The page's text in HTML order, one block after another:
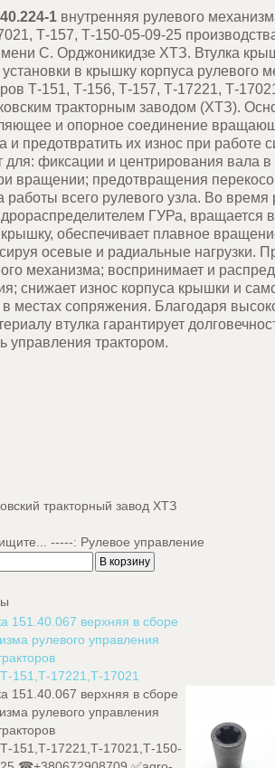
1 внутренняя рулевого
Т-157, Т-150-05-09-25
С. Орджоникидзе ХТЗ. Втулка
в крышку корпуса рулевого
Т-151, Т-156, Т-157, Т-17221, Т-
тракторным заводом (ХТЗ).
и опорное соединение
и предотвратить их износ при работе
для: фиксации и центрирования вала
вращении; предотвращения
работы всего рулевого узла. Во
ГУРа, вращается в
обеспечивает плавное
осевые и радиальные нагрузки.
механизма; воспринимает и
снижает износ корпуса крышки и
в местах сопряжения. Благодаря
втулка гарантирует
управления трактором.
тракторный завод ХТЗ
-----: Рулевое управление
151.40.067 верхняя в сборе
рулевого управления
151,Т-17221,Т-17021
151.40.067 верхняя в сборе
рулевого управления
151,Т-17221,Т-17021,Т-150-